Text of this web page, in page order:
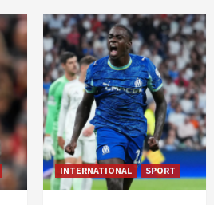
INTERNATIONAL SPORT